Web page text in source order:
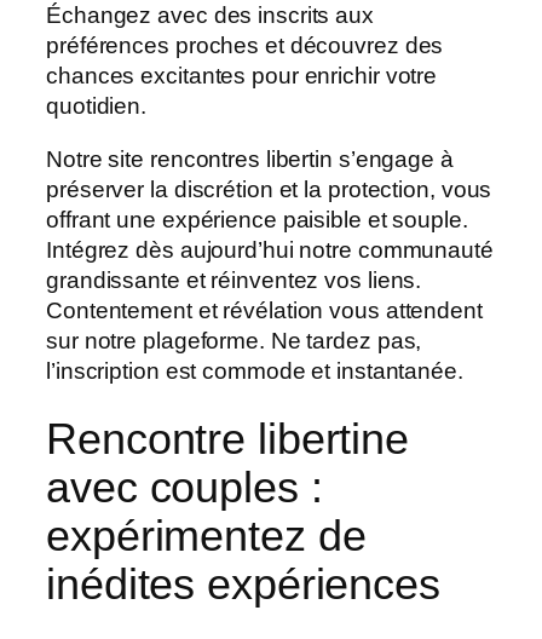
Échangez avec des inscrits aux
préférences proches et découvrez des
chances excitantes pour enrichir votre
quotidien.
Notre site rencontres libertin s’engage à
préserver la discrétion et la protection, vous
offrant une expérience paisible et souple.
Intégrez dès aujourd’hui notre communauté
grandissante et réinventez vos liens.
Contentement et révélation vous attendent
sur notre plageforme. Ne tardez pas,
l’inscription est commode et instantanée.
Rencontre libertine
avec couples :
expérimentez de
inédites expériences